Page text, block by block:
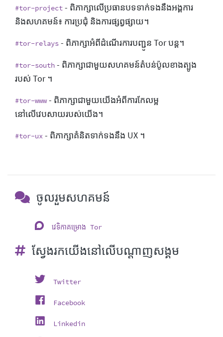
#tor-project - ពិភាក្សាលើប្រធានបទទាក់ទងនឹងអង្គការ
និងសហគមន៍៖ ការប្រជុំ និងការផ្សព្វផ្សាយ។
#tor-relays - ពិភាក្សាអំពីដំណើរការបញ្ជូន Tor បន្ត។
#tor-south - ពិភាក្សាជាមួយសហគមន៍តំបន់ប៉ូលខាងត្បូង
របស់ Tor ។
#tor-www- ពិភាក្សាជាមួយយើងអំពីការកែលម្អ
នៅលើវេបសាយរបស់យើង។
#tor-ux - ពិភាក្សាគំនិតទាក់ទងនឹង UX ។
ចូលរួមសហគមន៍
វេទិកាគម្រោង Tor
ស្វែងរកយើងនៅលើបណ្ដាញសង្គម
Twitter
Facebook
Linkedin